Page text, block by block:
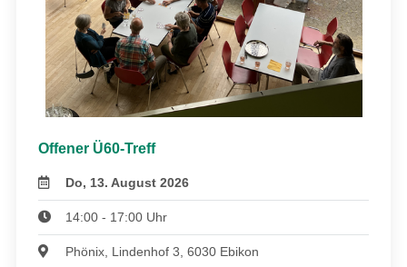
Offener Ü60-Treff
Do, 13. August 2026
14:00 - 17:00 Uhr
Phönix, Lindenhof 3, 6030 Ebikon